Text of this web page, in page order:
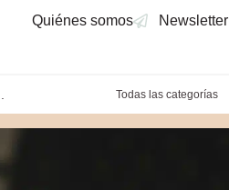
Quiénes somos Newsletter
Todas las categorías